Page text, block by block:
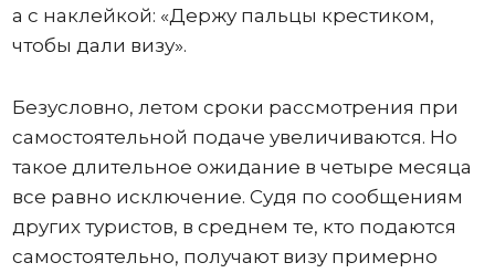
а с наклейкой: «Держу пальцы крестиком,
чтобы дали визу».
Безусловно, летом сроки рассмотрения при
самостоятельной подаче увеличиваются. Но
такое длительное ожидание в четыре месяца
все равно исключение. Судя по сообщениям
других туристов, в среднем те, кто подаются
самостоятельно, получают визу примерно